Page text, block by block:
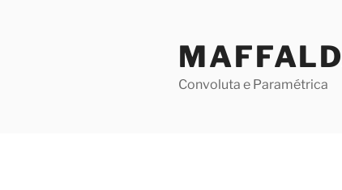
Convoluta e Paramétrica